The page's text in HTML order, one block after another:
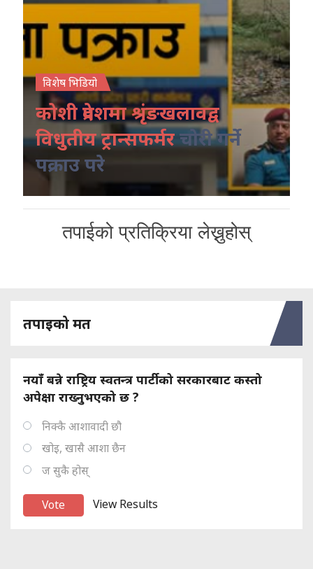
विशेष भिडियो
कोशी प्रदेशमा श्रृंङखलावद्व
विधुतीय ट्रान्सफर्मरचोरी गर्ने
पक्राउ परे
तपाईको प्रतिक्रिया लेख्नुहोस्
तपाइको मत
नयाँ बन्ने राष्ट्रिय स्वतन्त्र पार्टीको सरकारबाट कस्तो
अपेक्षा राख्नुभएको छ ?
निक्कै आशावादी छौ
खोइ, खासै आशा छैन
ज सुकै होस्
View Results